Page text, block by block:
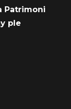
Patrimoni
ple